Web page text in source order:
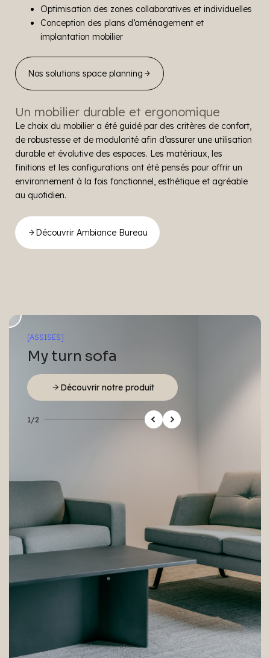
Optimisation des zones collaboratives et individuelles
Conception des plans d’aménagement et
implantation mobilier
Nos solutions space planning
Un mobilier durable et ergonomique
Le choix du mobilier a été guidé par des critères de confort,
de robustesse et de modularité afin d’assurer une utilisation
durable et évolutive des espaces. Les matériaux, les
finitions et les configurations ont été pensés pour offrir un
environnement à la fois fonctionnel, esthétique et agréable
au quotidien.
Découvrir Ambiance Bureau
[ASSISES]
My turn sofa
Découvrir notre produit
1/2